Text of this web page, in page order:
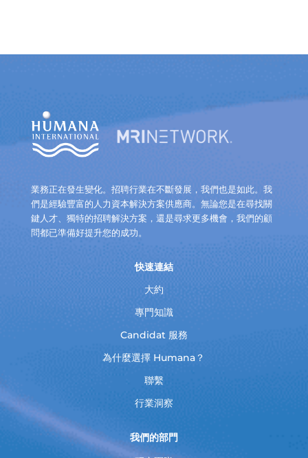
業務正在發生變化。招聘行業在不斷發展，我們也是如此。我
們是經驗豐富的人力資本解決方案供應商。無論您是在尋找關
鍵人才、獨特的招聘解決方案，還是尋求更多機會，我們的顧
問都已準備好提升您的成功。
快速連結
大約
專門知識
Candidat 服務
為什麼選擇 Humana？
聯繫
行業洞察
我們的部門